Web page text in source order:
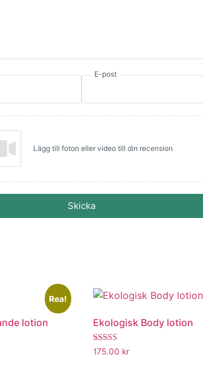
E-post
Lägg till foton eller video till din recension
Skicka
Rea!
lotion Ekologisk Body lotion
Betygsatt
5.00
175.00 kr